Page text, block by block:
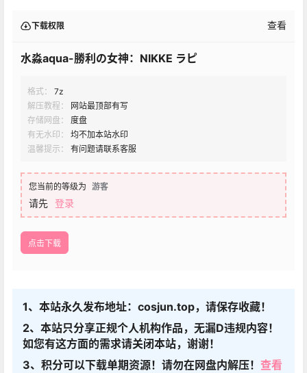
下载权限 查看
水淼aqua-勝利の女神：NIKKE ラピ
格式：
7z
解压教程：
网站最顶部有写
存储网盘：
度盘
有无水印：
均不加本站水印
温馨提示：
有问题请联系客服
您当前的等级为 游客
请先 登录
点击下载
1、本站永久发布地址：cosjun.top，请保存收藏！
2、本站只分享正规个人机构作品，无漏D违规内容！
如您有这方面的需求请关闭本站，谢谢！
3、积分可以下载单期资源！请勿在网盘内解压！ 查看